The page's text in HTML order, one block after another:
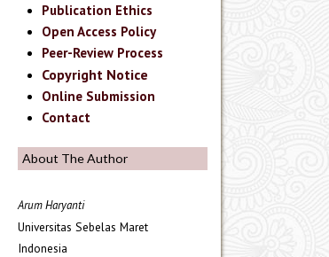
Publication Ethics
Open Access Policy
Peer-Review Process
Copyright Notice
Online Submission
Contact
About The Author
Arum Haryanti
Universitas Sebelas Maret
Indonesia